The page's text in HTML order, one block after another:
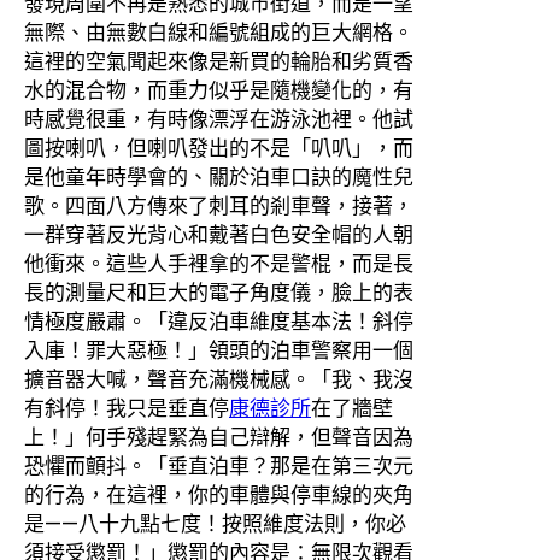
無際、由無數白線和編號組成的巨大網格。
這裡的空氣聞起來像是新買的輪胎和劣質香
水的混合物，而重力似乎是隨機變化的，有
時感覺很重，有時像漂浮在游泳池裡。他試
圖按喇叭，但喇叭發出的不是「叭叭」，而
是他童年時學會的、關於泊車口訣的魔性兒
歌。四面八方傳來了刺耳的剎車聲，接著，
一群穿著反光背心和戴著白色安全帽的人朝
他衝來。這些人手裡拿的不是警棍，而是長
長的測量尺和巨大的電子角度儀，臉上的表
情極度嚴肅。「違反泊車維度基本法！斜停
入庫！罪大惡極！」領頭的泊車警察用一個
擴音器大喊，聲音充滿機械感。「我、我沒
有斜停！我只是垂直停康德診所在了牆壁
上！」何手殘趕緊為自己辯解，但聲音因為
恐懼而顫抖。「垂直泊車？那是在第三次元
的行為，在這裡，你的車體與停車線的夾角
是——八十九點七度！按照維度法則，你必
須接受懲罰！」懲罰的內容是：無限次觀看